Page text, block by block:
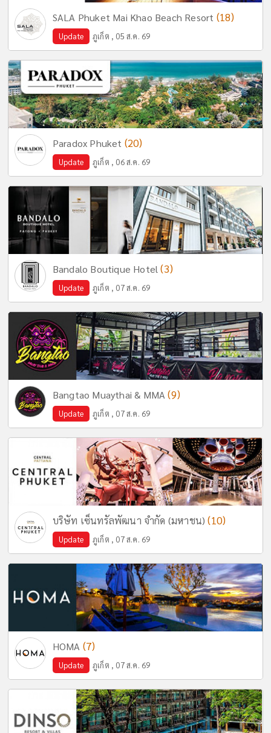
SALA Phuket Mai Khao Beach Resort (18)
Update ภูเก็ต , 05 ส.ค. 69
Paradox Phuket (20)
Update ภูเก็ต , 06 ส.ค. 69
Bandalo Boutique Hotel(3)
Update ภูเก็ต , 07 ส.ค. 69
Bangtao Muaythai & MMA(9)
Update ภูเก็ต , 07 ส.ค. 69
บริษัท เซ็นทรัลพัฒนา จำกัด (มหาชน)(10)
Update ภูเก็ต , 07 ส.ค. 69
HOMA (7)
Update ภูเก็ต , 07 ส.ค. 69